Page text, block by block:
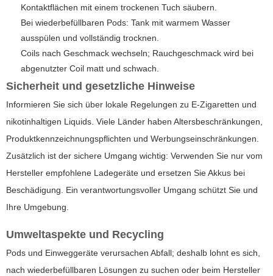
Kontaktflächen mit einem trockenen Tuch säubern.
Bei wiederbefüllbaren Pods: Tank mit warmem Wasser
ausspülen und vollständig trocknen.
Coils nach Geschmack wechseln; Rauchgeschmack wird bei
abgenutzter Coil matt und schwach.
Sicherheit und gesetzliche Hinweise
Informieren Sie sich über lokale Regelungen zu E-Zigaretten und
nikotinhaltigen Liquids. Viele Länder haben Altersbeschränkungen,
Produktkennzeichnungspflichten und Werbungseinschränkungen.
Zusätzlich ist der sichere Umgang wichtig: Verwenden Sie nur vom
Hersteller empfohlene Ladegeräte und ersetzen Sie Akkus bei
Beschädigung. Ein verantwortungsvoller Umgang schützt Sie und
Ihre Umgebung.
Umweltaspekte und Recycling
Pods und Einweggeräte verursachen Abfall; deshalb lohnt es sich,
nach wiederbefüllbaren Lösungen zu suchen oder beim Hersteller